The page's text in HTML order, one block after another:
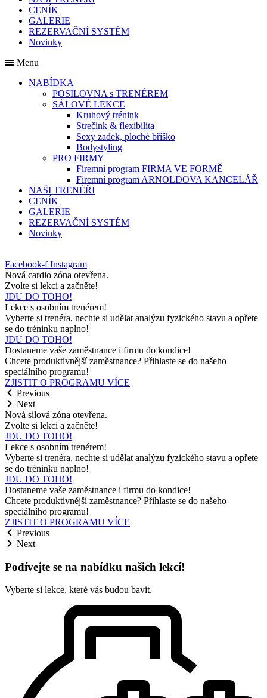
CENÍK
GALERIE
REZERVAČNÍ SYSTÉM
Novinky
Menu
NABÍDKA
POSILOVNA s TRENÉREM
SÁLOVÉ LEKCE
Kruhový trénink
Strečink & flexibilita
Sexy zadek, ploché bříško
Bodystyling
PRO FIRMY
Firemní program FIRMA VE FORMĚ
Firemní program ARNOLDOVA KANCELÁŘ
NAŠI TRENÉŘI
CENÍK
GALERIE
REZERVAČNÍ SYSTÉM
Novinky
Facebook-f Instagram
Nová cardio zóna otevřena.
Zvolte si lekci a začněte!
JDU DO TOHO!
Lekce s osobním trenérem!
Vyberte si trenéra, nechte si udělat analýzu fyzického stavu a opřete
se do tréninku naplno!
JDU DO TOHO!
Dostaneme vaše zaměstnance i firmu do kondice!
Chcete produktivnější zaměstnance? Přihlaste se do našeho
speciálního programu!
ZJISTIT O PROGRAMU VÍCE
Previous
Next
Nová silová zóna otevřena.
Zvolte si lekci a začněte!
JDU DO TOHO!
Lekce s osobním trenérem!
Vyberte si trenéra, nechte si udělat analýzu fyzického stavu a opřete
se do tréninku naplno!
JDU DO TOHO!
Dostaneme vaše zaměstnance i firmu do kondice!
Chcete produktivnější zaměstnance? Přihlaste se do našeho
speciálního programu!
ZJISTIT O PROGRAMU VÍCE
Previous
Next
Podívejte se na nabídku našich lekcí!
Vyberte si lekce, které vás budou bavit.